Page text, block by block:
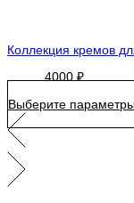
Коллекция кремов
4000₽
Выберите